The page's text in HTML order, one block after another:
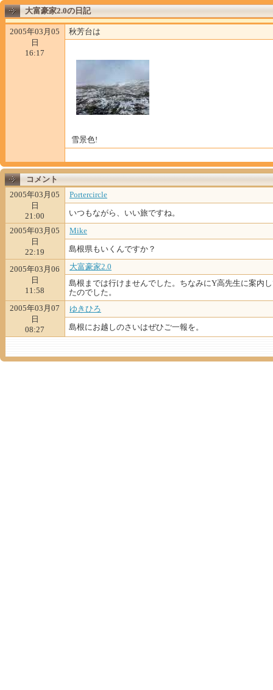
大富豪家2.0の日記
2005年03月05
日
16:17
秋芳台は
雪景色!
コメント
2005年03月05
日
21:00
Portercircle
いつもながら、いい旅ですね。
2005年03月05
日
22:19
Mike
島根県もいくんですか？
2005年03月06
日
11:58
大富豪家2.0
島根までは行けませんでした。ちなみにY高先生に案内
たのでした。
2005年03月07
日
08:27
ゆきひろ
島根にお越しのさいはぜひご一報を。